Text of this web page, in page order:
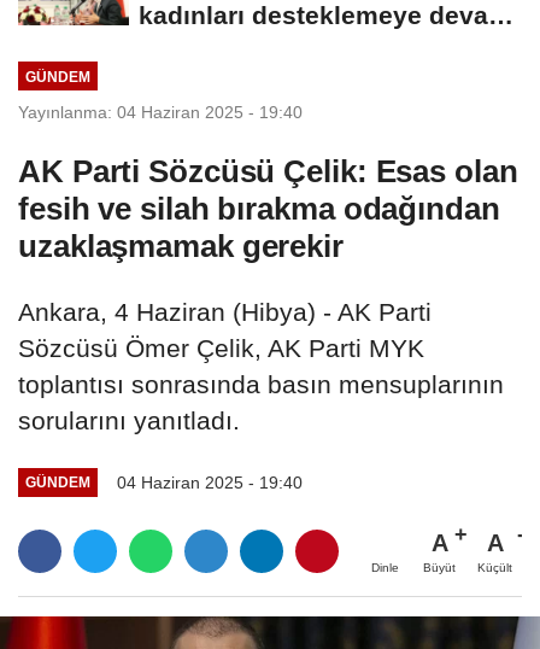
kadınları desteklemeye devam
GÜNDEM
Yayınlanma: 04 Haziran 2025 - 19:40
AK Parti Sözcüsü Çelik: Esas olan
fesih ve silah bırakma odağından
uzaklaşmamak gerekir
Ankara, 4 Haziran (Hibya) - AK Parti
Sözcüsü Ömer Çelik, AK Parti MYK
toplantısı sonrasında basın mensuplarının
sorularını yanıtladı.
GÜNDEM 04 Haziran 2025 - 19:40
Dinle
A
Büyüt
A
Küçült